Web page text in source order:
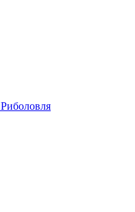
Риболовля